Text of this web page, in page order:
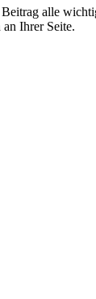
alle
Ihrer Seite.